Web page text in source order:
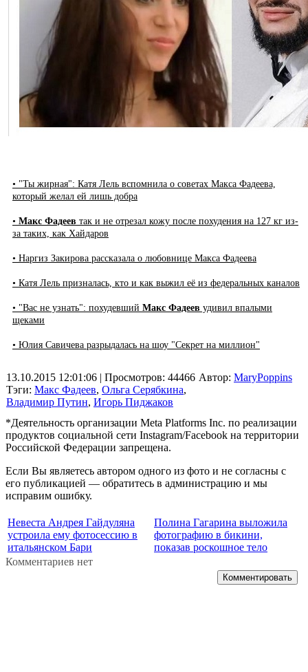
• "Ты жирная": Катя Лель вспомнила о советах Макса Фадеева,
который желал ей лишь добра
• Макс Фадеев так и не отрезал кожу после похудения на 127 кг из-
за таких, как Хайдаров
• Наргиз Закирова рассказала о любовнице Макса Фадеева
• Катя Лель призналась, кто и как выжил её из федеральных каналов
• "Вас не узнать": похудевший Макс Фадеев удивил впалыми
щеками
• Юлия Савичева разрыдалась на шоу "Секрет на миллион"
13.10.2015 12:01:06 | Просмотров: 44466
Тэги: Макс Фадеев, Ольга Серябкина,
Владимир Путин, Игорь Пиджаков
Автор: MaryPoppins
*Деятельность организации Meta Platforms Inc. по реализации
продуктов социальной сети Instagram/Facebook на территории
Российской Федерации запрещена.
Если Вы являетесь автором одного из фото и не согласны с
его публикацией — обратитесь в администрацию и мы
исправим ошибку.
Невеста Андрея Гайдуляна
устроила ему фотосессию в
итальянском Бари
Полина Гагарина выложила
фотографию в бикини,
показав роскошное тело
Комментариев нет
Комментировать